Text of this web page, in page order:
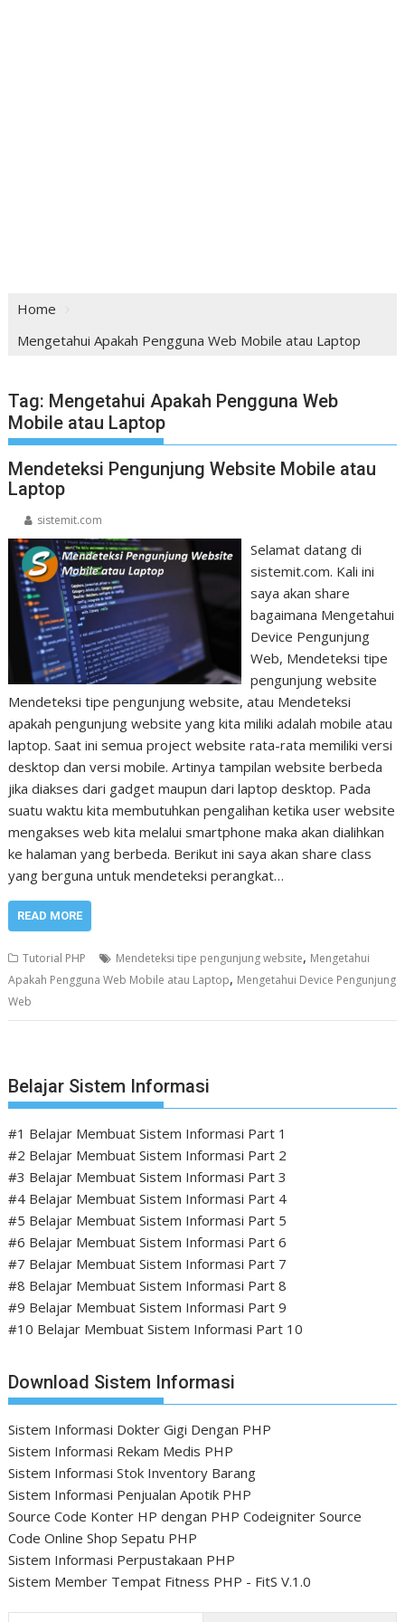
Home
Mengetahui Apakah Pengguna Web Mobile atau Laptop
Tag: Mengetahui Apakah Pengguna Web
Mobile atau Laptop
Mendeteksi Pengunjung Website Mobile atau
Laptop
sistemit.com
Selamat datang di
sistemit.com. Kali ini
saya akan share
bagaimana Mengetahui
Device Pengunjung
Web, Mendeteksi tipe
pengunjung website
Mendeteksi tipe pengunjung website, atau Mendeteksi
apakah pengunjung website yang kita miliki adalah mobile atau
laptop. Saat ini semua project website rata-rata memiliki versi
desktop dan versi mobile. Artinya tampilan website berbeda
jika diakses dari gadget maupun dari laptop desktop. Pada
suatu waktu kita membutuhkan pengalihan ketika user website
mengakses web kita melalui smartphone maka akan dialihkan
ke halaman yang berbeda. Berikut ini saya akan share class
yang berguna untuk mendeteksi perangkat…
READ MORE
Tutorial PHP Mendeteksi tipe pengunjung website, Mengetahui
Apakah Pengguna Web Mobile atau Laptop, Mengetahui Device Pengunjung
Web
Belajar Sistem Informasi
#1 Belajar Membuat Sistem Informasi Part 1
#2 Belajar Membuat Sistem Informasi Part 2
#3 Belajar Membuat Sistem Informasi Part 3
#4 Belajar Membuat Sistem Informasi Part 4
#5 Belajar Membuat Sistem Informasi Part 5
#6 Belajar Membuat Sistem Informasi Part 6
#7 Belajar Membuat Sistem Informasi Part 7
#8 Belajar Membuat Sistem Informasi Part 8
#9 Belajar Membuat Sistem Informasi Part 9
#10 Belajar Membuat Sistem Informasi Part 10
Download Sistem Informasi
Sistem Informasi Dokter Gigi Dengan PHP
Sistem Informasi Rekam Medis PHP
Sistem Informasi Stok Inventory Barang
Sistem Informasi Penjualan Apotik PHP
Source Code Konter HP dengan PHP Codeigniter Source
Code Online Shop Sepatu PHP
Sistem Informasi Perpustakaan PHP
Sistem Member Tempat Fitness PHP - FitS V.1.0